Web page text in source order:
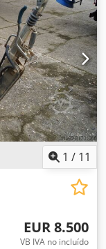
1 / 11
EUR 8.500
VB IVA no incluído